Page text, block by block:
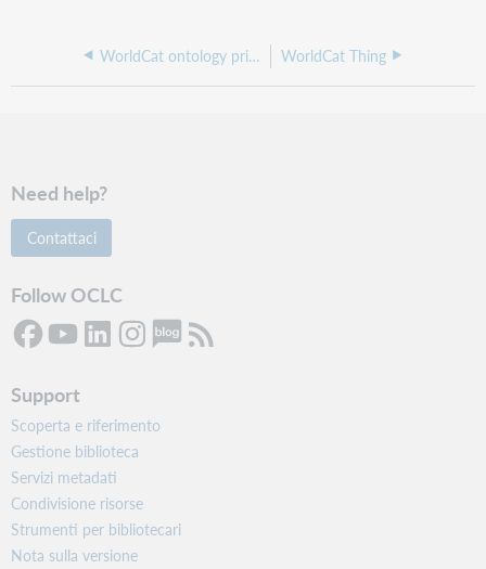
WorldCat ontology primer WorldCat Thing
Need help?
Contattaci
Follow OCLC
Support
Scoperta e riferimento
Gestione biblioteca
Servizi metadati
Condivisione risorse
Strumenti per bibliotecari
Nota sulla versione